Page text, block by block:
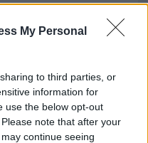
My Personal
to third parties, or
information for
use the below opt-out
note that after your
continue seeing
le suite: furto da
sole e caldo tornano
chiuse ancora fino a